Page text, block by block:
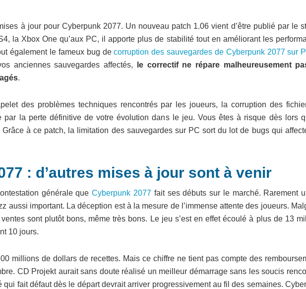
à jour pour Cyberpunk 2077. Un nouveau patch 1.06 vient d’être publié par le
la Xbox One qu’aux PC, il apporte plus de stabilité tout en améliorant les
également le fameux bug decorruption des sauvegardes de Cyberpunk 2077 sur
anciennes sauvegardes affectés,
le correctif ne répare malheureusement
.
des problèmes techniques rencontrés par les joueurs, la corruption des
par la perte définitive de votre évolution dans le jeu. Vous êtes à risque dès lors
à ce patch, la limitation des sauvegardes sur PC sort du lot de bugs qui
: d’autres mises à jour sont à venir
générale queCyberpunk 2077 fait ses débuts sur le marché. Rarement
aussi important. La déception est à la mesure de l’immense attente des joueurs.
sont plutôt bons, même très bons. Le jeu s’est en effet écoulé à plus de 13
10 jours.
millions de dollars de recettes. Mais ce chiffre ne tient pas compte des
CD Projekt aurait sans doute réalisé un meilleur démarrage sans les soucis
qui fait défaut dès le départ devrait arriver progressivement au fil des semaines.